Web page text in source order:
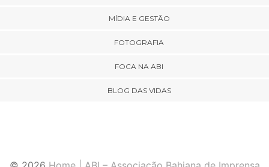
MÍDIA E GESTÃO
FOTOGRAFIA
FOCA NA ABI
BLOG DAS VIDAS